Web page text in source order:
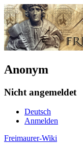
Anonym
Nicht angemeldet
Deutsch
Anmelden
Freimaurer-Wiki